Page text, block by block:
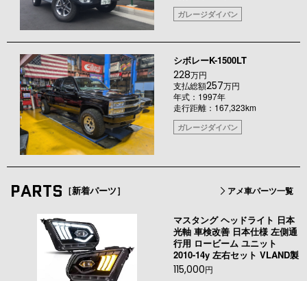
ガレージダイバン
シボレーK-1500LT
228万円
支払総額257万円
年式：1997年
走行距離：167,323km
ガレージダイバン
PARTS ［新着パーツ］ アメ車パーツ一覧
マスタング ヘッドライト 日本
光軸 車検改善 日本仕様 左側通
行用 ロービーム ユニット
2010-14y 左右セット VLAND製
115,000円